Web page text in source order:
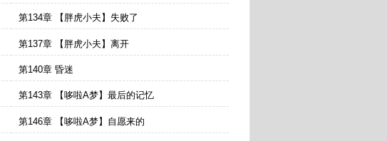
第134章 【胖虎小夫】失败了
第137章 【胖虎小夫】离开
第140章 昏迷
第143章 【哆啦A梦】最后的记忆
第146章 【哆啦A梦】自愿来的